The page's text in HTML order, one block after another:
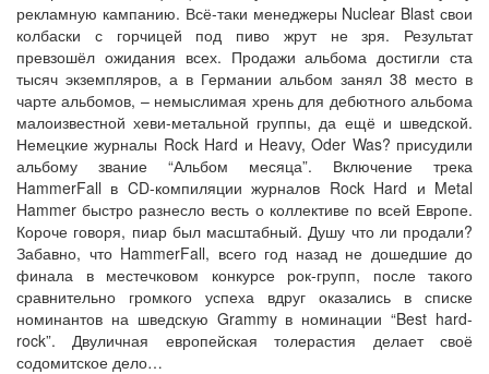
рекламную кампанию. Всё-таки менеджеры Nuclear Blast свои
колбаски с горчицей под пиво жрут не зря. Результат
превзошёл ожидания всех. Продажи альбома достигли ста
тысяч экземпляров, а в Германии альбом занял 38 место в
чарте альбомов, – немыслимая хрень для дебютного альбома
малоизвестной хеви-метальной группы, да ещё и шведской.
Немецкие журналы Rock Hard и Heavy, Oder Was? присудили
альбому звание “Альбом месяца”. Включение трека
HammerFall в CD-компиляции журналов Rock Hard и Metal
Hammer быстро разнесло весть о коллективе по всей Европе.
Короче говоря, пиар был масштабный. Душу что ли продали?
Забавно, что HammerFall, всего год назад не дошедшие до
финала в местечковом конкурсе рок-групп, после такого
сравнительно громкого успеха вдруг оказались в списке
номинантов на шведскую Grammy в номинации “Best hard-
rock”. Двуличная европейская толерастия делает своё
содомитское дело…